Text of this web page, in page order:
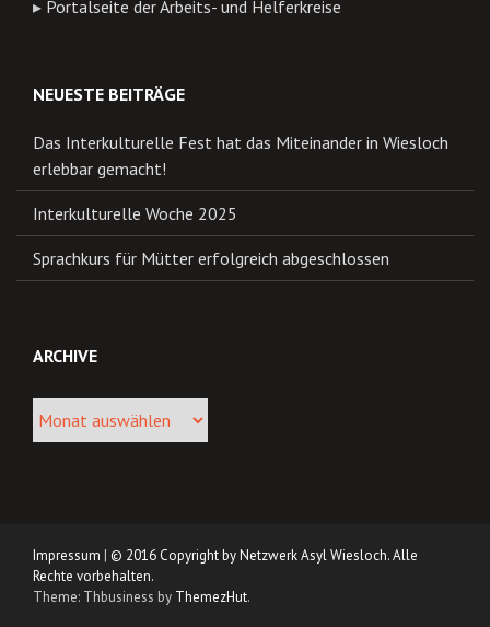
▸ Portalseite der Arbeits- und Helferkreise
NEUESTE BEITRÄGE
Das Interkulturelle Fest hat das Miteinander in Wiesloch
erlebbar gemacht!
Interkulturelle Woche 2025
Sprachkurs für Mütter erfolgreich abgeschlossen
ARCHIVE
Archive
Impressum | © 2016 Copyright by Netzwerk Asyl Wiesloch. Alle
Rechte vorbehalten.
Theme: Thbusiness by ThemezHut.